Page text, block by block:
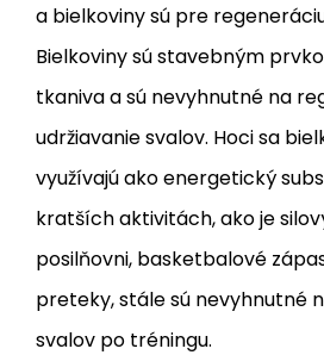
a bielkoviny sú pre
Bielkoviny sú stavebným
tkaniva a sú nevyhnutné na
udržiavanie svalov. Hoci sa
využívajú ako energetický
kratších aktivitách, ako je
posilňovni, basketbalové
preteky, stále sú nevyhnutné
svalov po tréningu.